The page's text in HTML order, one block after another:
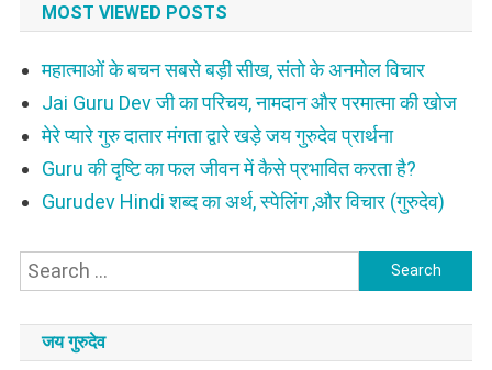
MOST VIEWED POSTS
महात्माओं के बचन सबसे बड़ी सीख, संतो के अनमोल विचार
Jai Guru Dev जी का परिचय, नामदान और परमात्मा की खोज
मेरे प्यारे गुरु दातार मंगता द्वारे खड़े जय गुरुदेव प्रार्थना
Guru की दृष्टि का फल जीवन में कैसे प्रभावित करता है?
Gurudev Hindi शब्द का अर्थ, स्पेलिंग ,और विचार (गुरुदेव)
Search
for:
जय गुरुदेव